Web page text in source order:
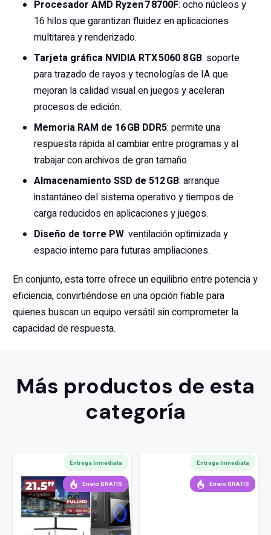
Procesador AMD Ryzen 7 8700F: ocho núcleos y
16 hilos que garantizan fluidez en aplicaciones
multitarea y renderizado.
Tarjeta gráfica NVIDIA RTX 5060 8 GB: soporte
para trazado de rayos y tecnologías de IA que
mejoran la calidad visual en juegos y aceleran
procesos de edición.
Memoria RAM de 16 GB DDR5: permite una
respuesta rápida al cambiar entre programas y al
trabajar con archivos de gran tamaño.
Almacenamiento SSD de 512 GB: arranque
instantáneo del sistema operativo y tiempos de
carga reducidos en aplicaciones y juegos.
Diseño de torre PW: ventilación optimizada y
espacio interno para futuras ampliaciones.
En conjunto, esta torre ofrece un equilibrio entre potencia y
eficiencia, convirtiéndose en una opción fiable para
quienes buscan un equipo versátil sin comprometer la
capacidad de respuesta.
Más productos de esta
categoría
Entrega Inmediata
Envío GRATIS
Entrega Inmediata
Envío GRATIS